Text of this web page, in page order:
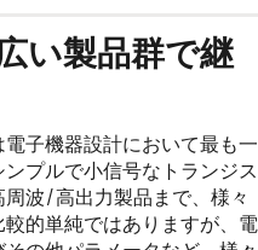
い製品群で継
子機器設計において最も一
プルで小信号なトランジス
波/高出力製品まで、様々
的単純ではありますが、電